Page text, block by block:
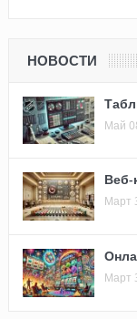
НОВОСТИ
Май
Веб-
Март
Март